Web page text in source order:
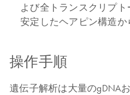
よび全トランスクリプ
安定したヘアピン構造か
操作手順
遺伝子解析は大量のgDNA